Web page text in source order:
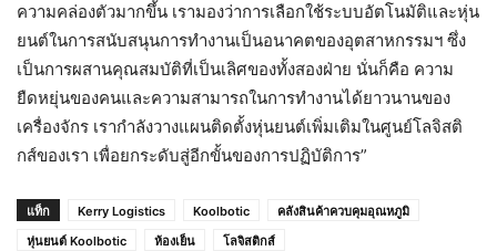
ความคล่องตัวมากขึ้น เรามองว่าการเลือกใช้ระบบอัตโนมัติและหุ่น
ยนต์ในการสนับสนุนการทำงานเป็นอนาคตของอุตสาหกรรมฯ ซึ่ง
เป็นการผสานคุณสมบัติที่เป็นเลิศของทั้งสองฝ่าย นั่นก็คือ ความ
ยืดหยุ่นของคนและความสามารถในการทำงานได้ยาวนานของ
เครื่องจักร เรากำลังวางแผนติดตั้งหุ่นยนต์เพิ่มเติมในศูนย์โลจิสติ
กส์ของเรา เพื่อยกระดับสู่อีกขั้นของการปฏิบัติการ”
แท็ก Kerry Logistics Koolbotic
คลังสินค้าควบคุมอุณหภูมิ
หุ่นยนต์ Koolbotic
ห้องเย็น โลจิสติกส์